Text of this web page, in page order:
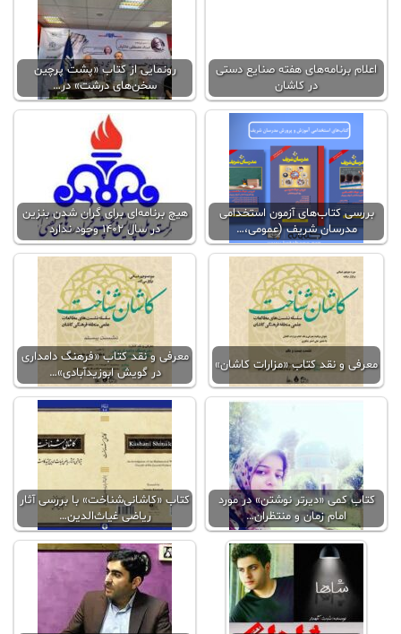
اعلام برنامه‌های هفته صنایع دستی
در کاشان
رونمایی از کتاب «پشت پرچین
سخن‌های درشت» در…
بررسی کتاب‌های آزمون استخدامی
مدرسان شریف (عمومی،…
هیچ برنامه‌ای برای گران شدن بنزین
در سال 1402 وجود ندارد
معرفی و نقد کتاب «مزارات کاشان»
معرفی و نقد کتاب «فرهنگ دامداری
در گویش ابوزیدآبادی»…
کتاب کمی «دیرتر نوشتن» در مورد
امام زمان و منتظران…
کتاب «کاشانی‌شناخت» با بررسی آثار
ریاضی غیاث‌الدین…